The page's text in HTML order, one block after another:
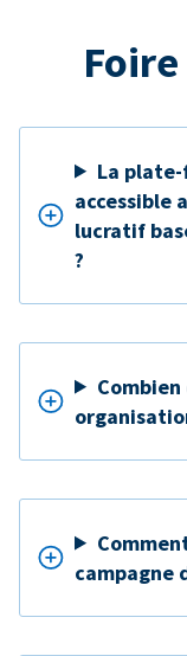
La
accessible
lucratif
?
campagne